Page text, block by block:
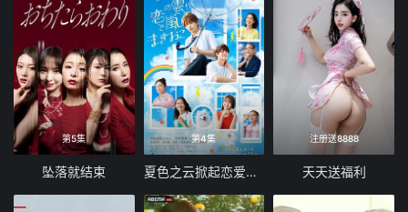
第5集
坠落就结束
第4集
夏色之云掀起恋爱与风暴
注册送8888
天天送福利